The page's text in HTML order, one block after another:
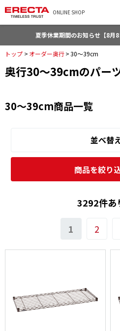
ONLINE SHOP
夏季休業期間のお知らせ【8月8
トップ > オーダー奥行>30～39cm
奥行30～39cmのパー
30～39cm商品一覧
並べ替
商品を絞り
3292件あ
1 2